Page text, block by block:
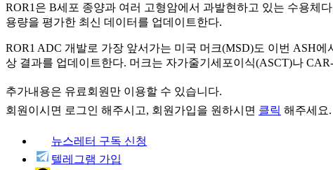
ROR1은 B세포 종양과 여러 고형암에서 과발현하고 있는 수용체
용량을 평가한 최신 데이터를 업데이트한다.
ROR1 ADC 개발로 가장 앞서가는 미국 머크(MSD)도 이번 ASH
상 결과를 업데이트한다. 머크는 자가줄기세포이식(ASCT)나
추가내용은 유료회원만 이용할 수 있습니다.
회원이시면 로그인 해주시고, 회원가입을 원하시면 클릭 해주세요.
뉴스레터 구독 신청
텔레그램 가입